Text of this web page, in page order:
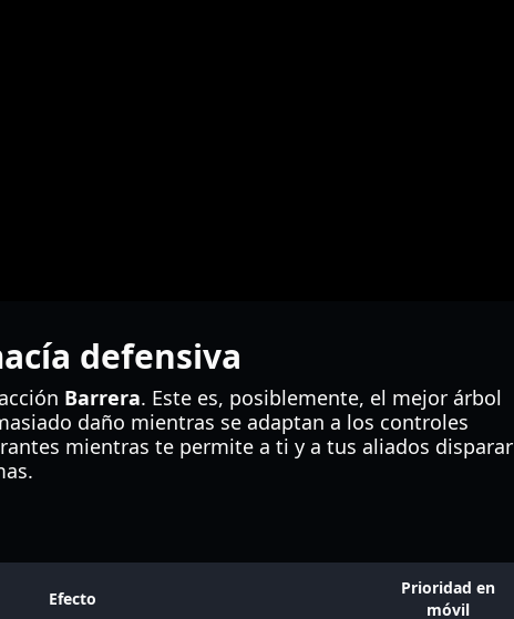
defensiva
Barrera. Este es, posiblemente, el mejor árbol
daño mientras se adaptan a los controles
mientras te permite a ti y a tus aliados disparar
Efecto
Prioridad en
móvil